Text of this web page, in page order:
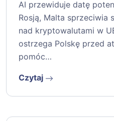
AI przewiduje datę
Rosją, Malta sprzeciwia
nad kryptowalutami w
ostrzega Polskę przed
pomóc…
Czytaj